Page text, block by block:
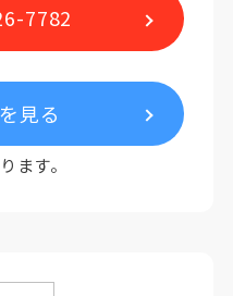
7782
見る
ます。